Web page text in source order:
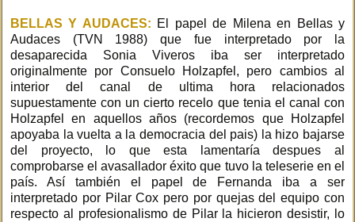
BELLAS Y AUDACES: El papel de Milena en Bellas y
Audaces (TVN 1988) que fue interpretado por la
desaparecida Sonia Viveros iba ser interpretado
originalmente por Consuelo Holzapfel, pero cambios al
interior del canal de ultima hora relacionados
supuestamente con un cierto recelo que tenia el canal con
Holzapfel en aquellos años (recordemos que Holzapfel
apoyaba la vuelta a la democracia del pais) la hizo bajarse
del proyecto, lo que esta lamentaría despues al
comprobarse el avasallador éxito que tuvo la teleserie en el
país. Así también el papel de Fernanda iba a ser
interpretado por Pilar Cox pero por quejas del equipo con
respecto al profesionalismo de Pilar la hicieron desistir, lo